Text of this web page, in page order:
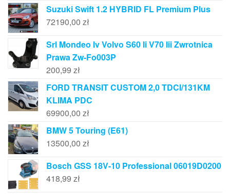
Suzuki Swift 1.2 HYBRID FL Premium Plus
72190,00 zł
Srl Mondeo Iv Volvo S60 Ii V70 Iii Zwrotnica
Prawa Zw-Fo003P
200,99 zł
FORD TRANSIT CUSTOM 2,0 TDCI/131KM
KLIMA PDC
69900,00 zł
BMW 5 Touring (E61)
13500,00 zł
Bosch GSS 18V-10 Professional 06019D0200
418,99 zł